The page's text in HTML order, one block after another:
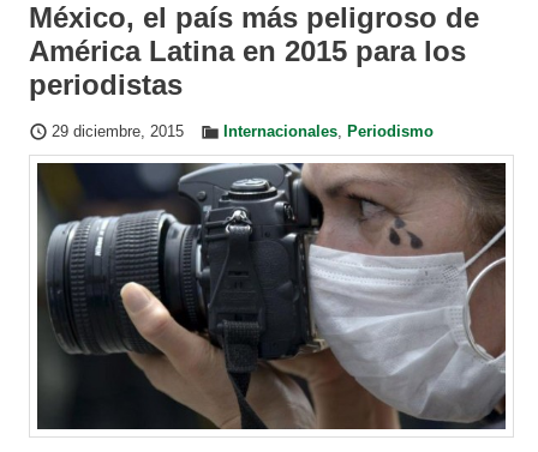
México, el país más peligroso de
América Latina en 2015 para los
periodistas
29 diciembre, 2015 Internacionales, Periodismo